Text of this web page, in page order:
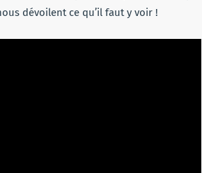
dévoilent ce qu’il faut y voir !